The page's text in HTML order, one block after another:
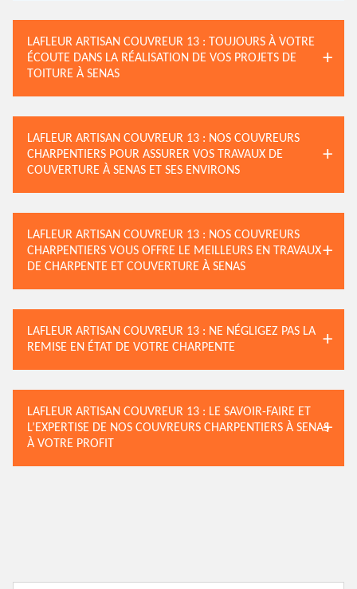
LAFLEUR ARTISAN COUVREUR 13 : TOUJOURS À VOTRE
ÉCOUTE DANS LA RÉALISATION DE VOS PROJETS DE
TOITURE À SENAS
LAFLEUR ARTISAN COUVREUR 13 : NOS COUVREURS
CHARPENTIERS POUR ASSURER VOS TRAVAUX DE
COUVERTURE À SENAS ET SES ENVIRONS
LAFLEUR ARTISAN COUVREUR 13 : NOS COUVREURS
CHARPENTIERS VOUS OFFRE LE MEILLEURS EN TRAVAUX
DE CHARPENTE ET COUVERTURE À SENAS
LAFLEUR ARTISAN COUVREUR 13 : NE NÉGLIGEZ PAS LA
REMISE EN ÉTAT DE VOTRE CHARPENTE
LAFLEUR ARTISAN COUVREUR 13 : LE SAVOIR-FAIRE ET
L’EXPERTISE DE NOS COUVREURS CHARPENTIERS À SENAS
À VOTRE PROFIT